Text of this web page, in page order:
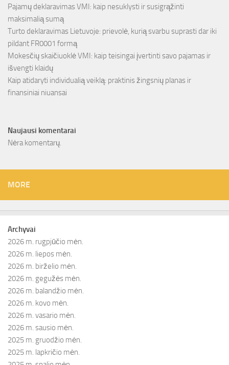
Pajamų deklaravimas VMI: kaip nesuklysti ir susigrąžinti
maksimalią sumą
Turto deklaravimas Lietuvoje: prievolė, kurią svarbu suprasti dar iki
pildant FR0001 formą
Mokesčių skaičiuoklė VMI: kaip teisingai įvertinti savo pajamas ir
išvengti klaidų
Kaip atidaryti individualią veiklą: praktinis žingsnių planas ir
finansiniai niuansai
Naujausi komentarai
Nėra komentarų.
MORE
Archyvai
2026 m. rugpjūčio mėn.
2026 m. liepos mėn.
2026 m. birželio mėn.
2026 m. gegužės mėn.
2026 m. balandžio mėn.
2026 m. kovo mėn.
2026 m. vasario mėn.
2026 m. sausio mėn.
2025 m. gruodžio mėn.
2025 m. lapkričio mėn.